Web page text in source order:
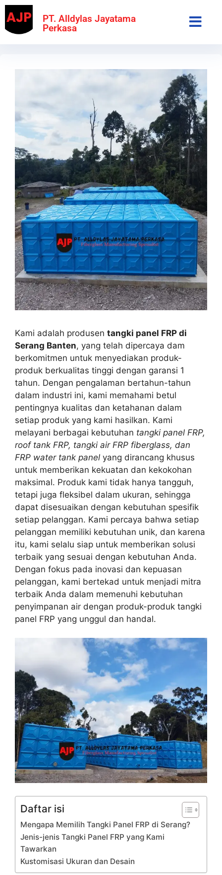
PT. Alldylas Jayatama
Perkasa
Kami adalah produsen tangki panel FRP di
Serang Banten, yang telah dipercaya dam
berkomitmen untuk menyediakan produk-
produk berkualitas tinggi dengan garansi 1
tahun. Dengan pengalaman bertahun-tahun
dalam industri ini, kami memahami betul
pentingnya kualitas dan ketahanan dalam
setiap produk yang kami hasilkan. Kami
melayani berbagai kebutuhan tangki panel FRP,
roof tank FRP, tangki air FRP fiberglass, dan
FRP water tank panel yang dirancang khusus
untuk memberikan kekuatan dan kekokohan
maksimal. Produk kami tidak hanya tangguh,
tetapi juga fleksibel dalam ukuran, sehingga
dapat disesuaikan dengan kebutuhan spesifik
setiap pelanggan. Kami percaya bahwa setiap
pelanggan memiliki kebutuhan unik, dan karena
itu, kami selalu siap untuk memberikan solusi
terbaik yang sesuai dengan kebutuhan Anda.
Dengan fokus pada inovasi dan kepuasan
pelanggan, kami bertekad untuk menjadi mitra
terbaik Anda dalam memenuhi kebutuhan
penyimpanan air dengan produk-produk tangki
panel FRP yang unggul dan handal.
Daftar isi
Mengapa Memilih Tangki Panel FRP di Serang?
Jenis-jenis Tangki Panel FRP yang Kami
Tawarkan
Kustomisasi Ukuran dan Desain